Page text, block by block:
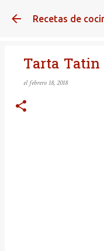
Ir al
Recetas de
Tarta Tatin
el febrero 18, 2018